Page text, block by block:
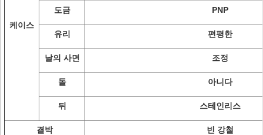
케이스
도금 PNP
유리 편평한
날의 사면 조정
돌 아니다
뒤 스테인리스
결박 빈 강철